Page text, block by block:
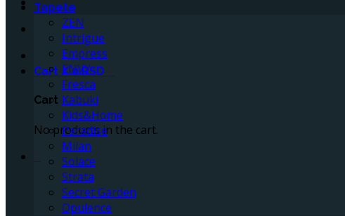
Cart /0RSD
Cart
No products in the cart.
Tapete
ZEN
Intrigue
Empress
ENVY
Fresca
Kabuki
Kids&Home
Paradise
Milan
Solace
Strata
Secret Garden
Opulence